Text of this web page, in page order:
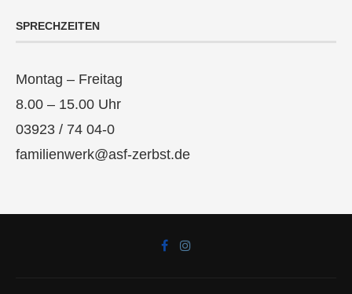
SPRECHZEITEN
Montag – Freitag
8.00 – 15.00 Uhr
03923 / 74 04-0
familienwerk@asf-zerbst.de